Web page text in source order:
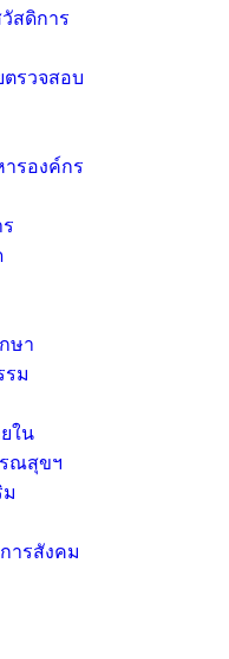
สดิการ
รวจสอบ
ารองค์กร
ษา
รม
ใน
ณสุขฯ
ม
ารสังคม